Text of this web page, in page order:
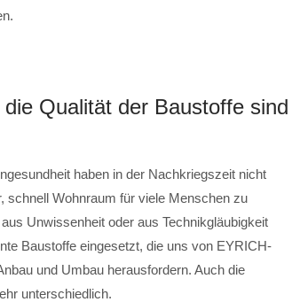
Qualität der Baustoffe sind
haben in der Nachkriegszeit nicht
schnell Wohnraum für viele Menschen zu
Unwissenheit oder aus Technikgläubigkeit
Baustoffe eingesetzt, die uns von EYRICH-
und Umbau herausfordern. Auch die
unterschiedlich.